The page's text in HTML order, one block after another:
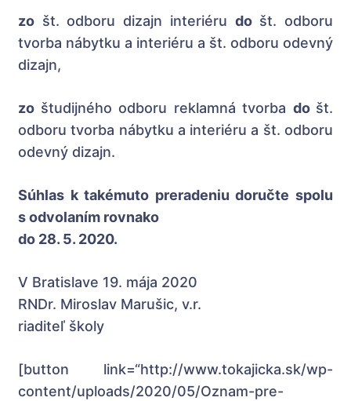
zo št. odboru dizajn interiéru došt. odboru
tvorba nábytku a interiéru a št. odboru odevný
dizajn,
zo študijného odboru reklamná tvorba do št.
odboru tvorba nábytku a interiéru a št. odboru
odevný dizajn.
Súhlas k takémuto preradeniu doručte spolu
s odvolaním rovnako
do 28. 5. 2020.
V Bratislave 19. mája 2020
RNDr. Miroslav Marušic, v.r.
riaditeľ školy
[button link=“http://www.tokajicka.sk/wp-
content/uploads/2020/05/Oznam-pre-